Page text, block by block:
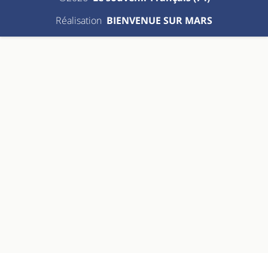
Réalisation BIENVENUE SUR MARS